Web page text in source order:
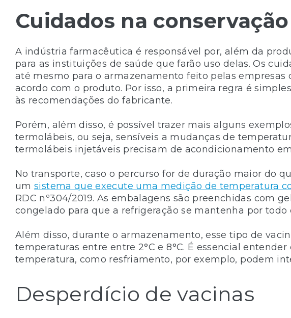
Cuidados na
A indústria farmacêutica é responsável por, além da
para as instituições de saúde que farão uso delas. Os
até mesmo para o armazenamento feito pelas empresas
acordo com o produto. Por isso, a primeira regra é
às recomendações do fabricante.
Porém, além disso, é possível trazer mais alguns
termolábeis, ou seja, sensíveis a mudanças de
termolábeis injetáveis precisam de acondicionamento
No transporte, caso o percurso for de duração maior do
umsistema que execute uma medição de temperatura
RDC nº304/2019. As embalagens são preenchidas com
congelado para que a refrigeração se mantenha por todo
Além disso, durante o armazenamento, esse tipo de
temperaturas entre entre 2°C e 8°C. É essencial
temperatura, como resfriamento, por exemplo, podem
Desperdício de vacinas